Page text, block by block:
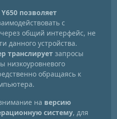
позволяет
с
общий интерфейс, не
данного устройства.
транслирует запросы
низкоуровневого
обращаясь к
на версию
систему, для